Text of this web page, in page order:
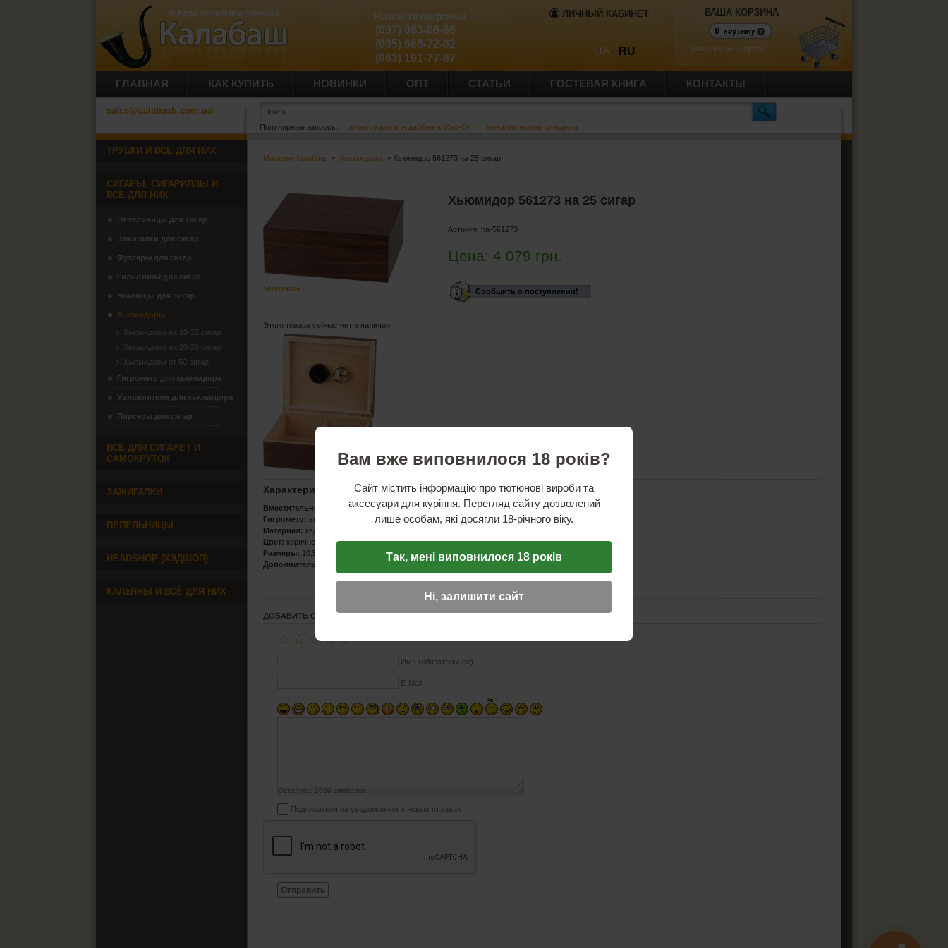
ЛИЧНЫЙ КАБИНЕТ
UA RU
Наши телефоны
(097) 083-86-66
(095) 666-72-02
(063) 191-77-67
ВАША КОРЗИНА
Ваша корзина пуста.
ГЛАВНАЯ КАК КУПИТЬ НОВИНКИ ОПТ СТАТЬИ ГОСТЕВАЯ КНИГА КОНТАКТЫ
sales@calabash.com.ua
Популярные запросы: аксессуары для даббинга Wax-Oil металлические гриндеры
Магазин Калабаш > Хьюмидоры > Хьюмидор 561273 на 25 сигар
Увеличить
Хьюмидор 561273 на 25 сигар
Артикул: ha-561273
Цена:4 079 грн.
Сообщить о поступлении!
Этого товара сейчас нет в наличии.
Характеристики
Вместительность
сигар
Гигрометр: внутренний
Материал: кедр/шпон
Цвет: коричневый
Размеры: 10,5x26x22 см
Дополнительная информация:
гигрометр, увлажнитель
ДОБАВИТЬ ОТЗЫВ
☆
☆
☆
☆
☆
Имя (обязательное)
E-Mail
Осталось: 1000 символов
Подписаться на уведомления о новых отзывах
Отправить
ТРУБКИ И ВСЁ ДЛЯ НИХ
СИГАРЫ, СИГАРИЛЛЫ И
ВСЁ ДЛЯ НИХ
Пепельницы для сигар
Зажигалки для сигар
Футляры для сигар
Гильотины для сигар
Ножницы для сигар
Хьюмидоры
Хьюмидоры на 10-15 сигар
Хьюмидоры на 20-30 сигар
Хьюмидоры от 50 сигар
Гигрометр для хьюмидора
Увлажнители для хьюмидора
Пирсеры для сигар
ВСЁ ДЛЯ СИГАРЕТ И
САМОКРУТОК
ЗАЖИГАЛКИ
ПЕПЕЛЬНИЦЫ
HEADSHOP (ХЭДШОП)
КАЛЬЯНЫ И ВСЁ ДЛЯ НИХ
Вам вже виповнилося 18 років?
Сайт містить інформацію про тютюнові вироби та
аксесуари для куріння. Перегляд сайту дозволений
лише особам, які досягли 18-річного віку.
Так, мені виповнилося 18 років
Ні, залишити сайт